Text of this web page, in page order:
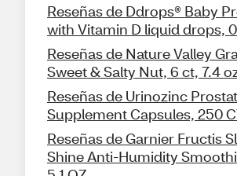
Reseñas de Ddrops® Baby
with Vitamin D liquid drops,
Reseñas de Nature Valley
Sweet & Salty Nut, 6 ct, 7.4
Reseñas de Urinozinc
Supplement Capsules, 250
Reseñas de Garnier Fructis
Shine Anti-Humidity